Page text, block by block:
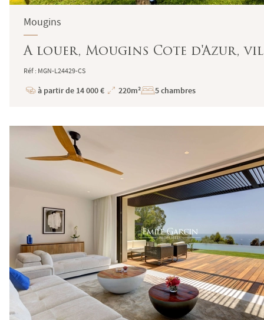
Mougins
A louer, Mougins Cote d'Azur,
Réf : MGN-L24429-CS
Prix
à partir de 14 000 €
Superficie
220m² 5 chambres